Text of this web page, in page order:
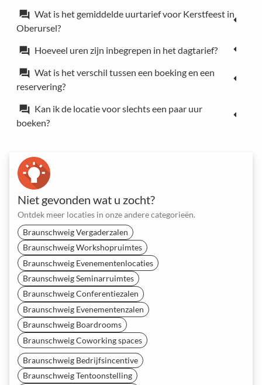
forum Wat is het gemiddelde uurtarief voor Kerstfeest in
Oberursel?
forum Hoeveel uren zijn inbegrepen in het dagtarief?
forum Wat is het verschil tussen een boeking en een
reservering?
forum Kan ik de locatie voor slechts een paar uur
boeken?
Niet gevonden wat u zocht?
Ontdek meer locaties in onze andere categorieën.
Braunschweig Vergaderzalen
Braunschweig Workshopruimtes
Braunschweig Evenementenlocaties
Braunschweig Seminarruimtes
Braunschweig Conferentiezalen
Braunschweig Evenementenzalen
Braunschweig Boardrooms
Braunschweig Coworking spaces
Braunschweig Bedrijfsincentive
Braunschweig Tentoonstelling